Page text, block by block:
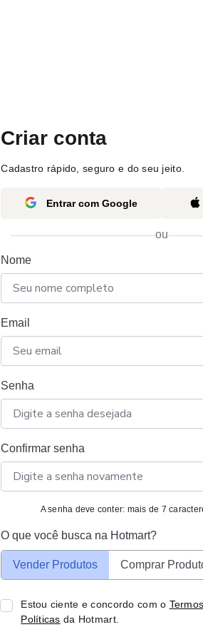
Criar conta
Cadastro rápido, seguro e do seu jeito.
Entrar com Google
ou
Nome
Email
Senha
Confirmar senha
A senha deve conter: mais de 7
O que você busca na Hotmart?
Vender Produtos Comprar
Estou ciente e concordo com o
Políticas da Hotmart.